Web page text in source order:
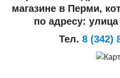
магазине в Перми,
по адресу:
Тел. 8 (342)